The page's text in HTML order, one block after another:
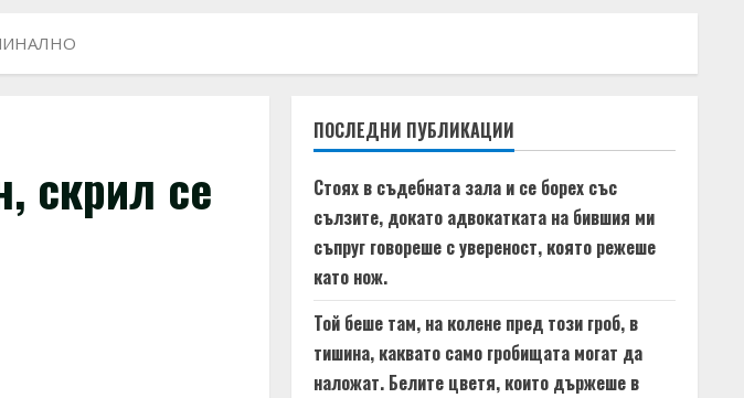
скрил се
ПОСЛЕДНИ ПУБЛИКАЦИИ
Стоях в съдебната зала и се борех със
сълзите, докато адвокатката на бившия ми
съпруг говореше с увереност, която режеше
като нож.
Той беше там, на колене пред този гроб, в
тишина, каквато само гробищата могат да
наложат. Белите цветя, които държеше в